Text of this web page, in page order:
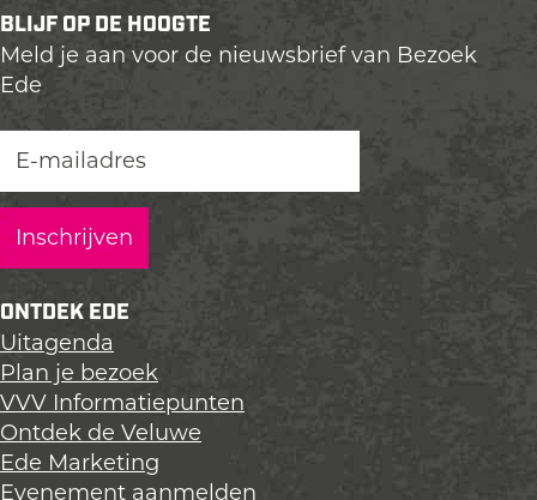
BLIJF OP DE HOOGTE
Meld je aan voor de nieuwsbrief van Bezoek
Ede
ONTDEK EDE
Uitagenda
Plan je bezoek
VVV Informatiepunten
Ontdek de Veluwe
Ede Marketing
Evenement aanmelden